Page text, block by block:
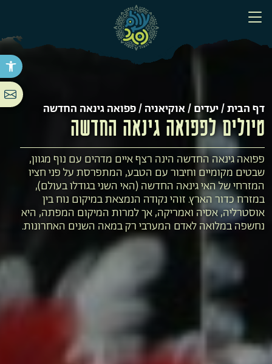
פתח
דף הבית/יעדים/אוקיאניה/ פפואה גינאה החדשה
טיולים לפפואה גינאה החדשה
פפואה גינאה החדשה הינה רצף איים מדהים עם נוף מגוון,
שבטים מקומיים וחיבור עם הטבע, המתפרסת על פני חציו
המזרחי של האי גינאה החדשה (האי השני בגודלו בעולם),
במזרח כדור הארץ. זוהי נקודה הנמצאת במיקום נוח בין
אוסטרליה, אסיה ואמריקה, אך למרות המיקום המפתה, היא
נחשפה במלואה לאדם המערבי רק במאה השנים האחרונות.